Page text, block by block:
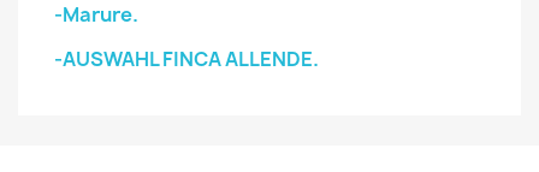
-Marure.
-AUSWAHL FINCA ALLENDE.